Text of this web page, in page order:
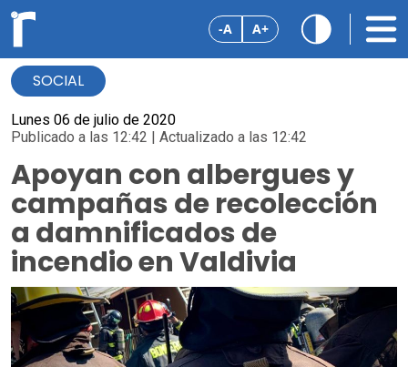
-A A+
SOCIAL
Lunes 06 de julio de 2020
Publicado a las 12:42 | Actualizado a las 12:42
Apoyan con albergues y
campañas de recolección
a damnificados de
incendio en Valdivia